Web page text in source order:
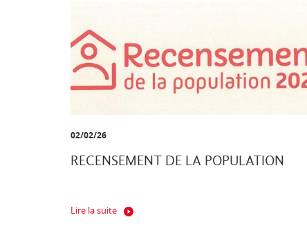
02/02/26
RECENSEMENT DE LA POPULATION
Lire la suite